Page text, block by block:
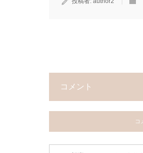
コメント
コ